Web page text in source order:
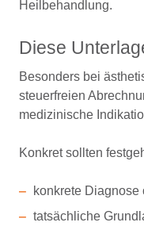
Heilbehandlung.
Diese
Besonders bei
steuerfreien
medizinische
Konkret sollten
konkrete Diagnose
tatsächliche